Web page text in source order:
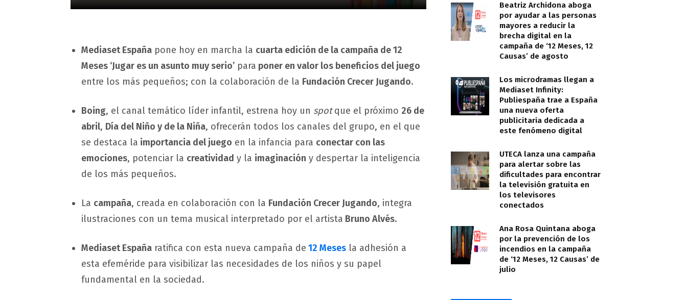
Mediaset España pone hoy en marcha la cuarta edición de la campaña de 12
Meses ‘Jugar es un asunto muy serio’ para poner en valor los beneficios del juego
entre los más pequeños; con la colaboración de la Fundación Crecer Jugando.
Boing, el canal temático líder infantil, estrena hoy un spotque el próximo 26 de
abril, Día del Niño y de la Niña, ofrecerán todos los canales del grupo, en el que
se destaca la importancia del juego en la infancia para conectar con las
emociones, potenciar la creatividad y la imaginación y despertar la inteligencia
de los más pequeños.
La campaña, creada en colaboración con la Fundación Crecer Jugando, integra
ilustraciones con un tema musical interpretado por el artista Bruno Alvés.
Mediaset España ratifica con esta nueva campaña de 12 Meses la adhesión a
esta efeméride para visibilizar las necesidades de los niños y su papel
fundamental en la sociedad.
Beatriz Archidona aboga
por ayudar a las personas
mayores a reducir la
brecha digital en la
campaña de ‘12 Meses, 12
Causas’ de agosto
Los microdramas llegan a
Mediaset Infinity:
Publiespaña trae a España
una nueva oferta
publicitaria dedicada a
este fenómeno digital
UTECA lanza una campaña
para alertar sobre las
dificultades para encontrar
la televisión gratuita en
los televisores
conectados
Ana Rosa Quintana aboga
por la prevención de los
incendios en la campaña
de ‘12 Meses, 12 Causas’ de
julio